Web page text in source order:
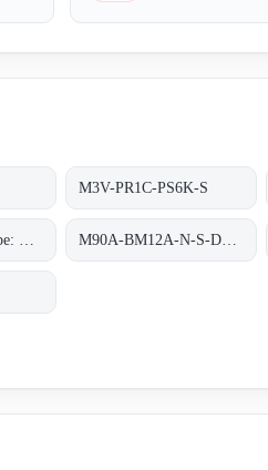
M3V-PR1C-PS6K-S